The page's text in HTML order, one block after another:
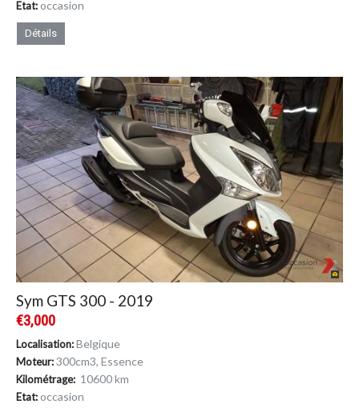
Etat:occasion
Détails
Sym GTS 300 - 2019
€3,000
Localisation:Belgique
Moteur:300cm3, Essence
Kilométrage: 10600 km
Etat:occasion